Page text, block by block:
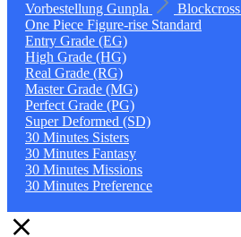
Vorbestellung Gunpla Blockcross
One Piece Figure-rise Standard
Entry Grade (EG)
High Grade (HG)
Real Grade (RG)
Master Grade (MG)
Perfect Grade (PG)
Super Deformed (SD)
30 Minutes Sisters
30 Minutes Fantasy
30 Minutes Missions
30 Minutes Preference